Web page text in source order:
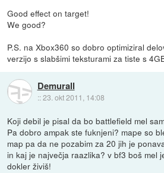
Good effect on target!
We good?
P.S. na Xbox360 so dobro optimiziral
verzijo s slabšimi teksturami za tiste s
Demurall
::23. okt 2011, 14:08
Koji debil je pisal da bo battlefield mel
Pa dobro ampak ste fuknjeni? mape so
map pa da ne pozabim za 20 jih je
in kaj je največja raazlika? v bf3 boš mel
dokler živiš!